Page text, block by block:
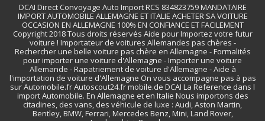
DCAI Direct Convoyage Auto Import RCS 834823759 MANDATAIRE
IMPORT AUTOMOBILE ALLEMAGNE ET ITALIE ACHETER SA VOITURE
OCCASION EN ALLEMAGNE 100% EN CONFIANCE ET FACILEMENT
Copyright 2018 Tous droits réservés Aide pour Importez votre futur
voiture ! Importateur de voitures Allemandes pas chères -
Rechercher une belle voiture pas chère en Allemagne - Formalités
pour importer une voiture d'Allemagne - Importer une voiture
Allemande - Rapatriement de voiture d'Allemagne - Aide à
l'importation de voiture d'Allemagne On vous accompagne pas à pas
sur Automobile.fr Autoscout24.fr mobile.de DCAI La Reference dans l
import Automobile. En Allemagne et en Italie Nous importons des
citadines, des vans, des véhicule de luxe : Audi, Aston Martin,
Bentley, BMW, Ferrari, Mercedes Benz, Mini, Land Rover,